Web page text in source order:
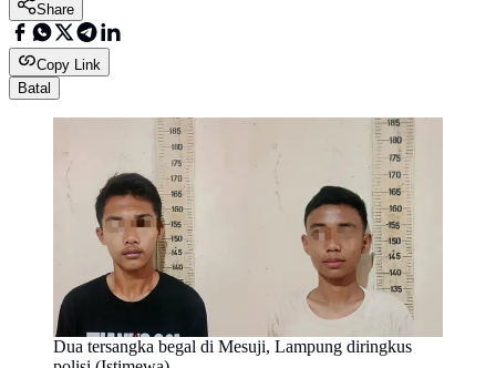
Share
Copy Link
Batal
Dua tersangka begal di Mesuji, Lampung diringkus